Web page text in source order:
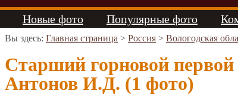
Новые фото Популярные фото
Вы здесь: Главная страница > Россия > Вологодская
Старший горновой
Антонов И.Д. (1 фото)